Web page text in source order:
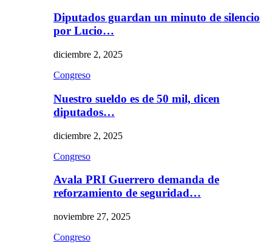
Diputados guardan un minuto de silencio
por Lucio…
diciembre 2, 2025
Congreso
Nuestro sueldo es de 50 mil, dicen
diputados…
diciembre 2, 2025
Congreso
Avala PRI Guerrero demanda de
reforzamiento de seguridad…
noviembre 27, 2025
Congreso